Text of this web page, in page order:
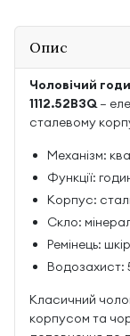
Опис
Чоловічий
1112.52B3Q—
сталевому
Механізм:
Функції:
Корпус:
Скло:
Ремінець:
Водозахист:
Класичний
корпусом та